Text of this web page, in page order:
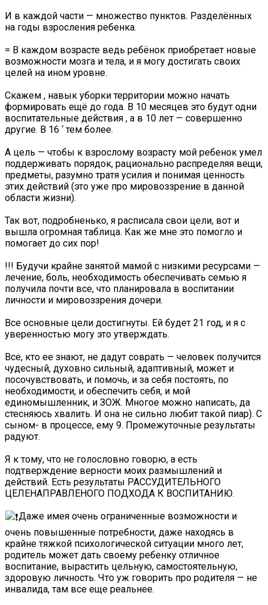
И в каждой части — множество пунктов. Разделённых
на годы взросления ребенка.
= В каждом возрасте ведь ребёнок приобретает новые
возможности мозга и тела, и я могу достигать своих
целей на ином уровне.
Скажем , навык уборки территории можно начать
формировать ещё до года. В 10 месяцев это будут одни
воспитательные действия , а в 10 лет — совершенно
другие. В 16 ‘ тем более.
А цель — чтобы к взрослому возрасту мой ребенок умел
поддерживать порядок, рационально распределяя вещи,
предметы, разумно тратя усилия и понимая ценность
этих действий (это уже про мировоззрение в данной
области жизни).
Так вот, подробненько, я расписала свои цели, вот и
вышла огромная таблица. Как же мне это помогло и
помогает до сих пор!
!!! Будучи крайне занятой мамой с низкими ресурсами —
лечение, боль, необходимость обеспечивать семью я
получила почти все, что планировала в воспитании
личности и мировоззрения дочери.
Все основные цели достигнуты. Ей будет 21 год, и я с
уверенностью могу это утверждать.
Все, кто ее знают, не дадут соврать — человек получится
чудесный, духовно сильный, адаптивный, может и
посочувствовать, и помочь, и за себя постоять, по
необходимости, и обеспечить себя, и мой
единомышленник, и ЗОЖ. Многое можно написать, да
стесняюсь хвалить. И она не сильно любит такой пиар). С
сыном- в процессе, ему 9. Промежуточные результаты
радуют.
Я к тому, что не голословно говорю, а есть
подтверждение верности моих размышлений и
действий. Есть результаты РАССУДИТЕЛЬНОГО
ЦЕЛЕНАПРАВЛЕНОГО ПОДХОДА К ВОСПИТАНИЮ.
Даже имея очень ограниченные возможности и
очень повышенные потребности, даже находясь в
крайне тяжкой психологической ситуации много лет,
родитель может дать своему ребенку отличное
воспитание, вырастить цельную, самостоятельную,
здоровую личность. Что уж говорить про родителя — не
инвалида, там все еще реальнее.